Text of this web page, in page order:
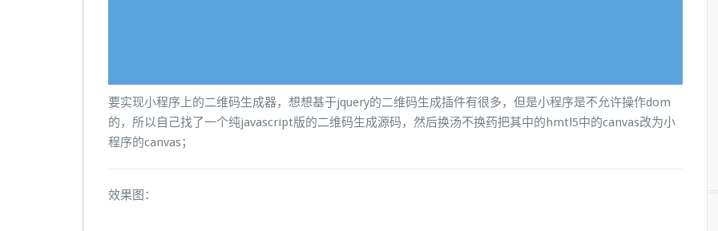
要实现小程序上的二维码生成器，想想基于jquery的二维码生成插件有很多，但是小程序是不允许操作dom
的，所以自己找了一个纯javascript版的二维码生成源码，然后换汤不换药把其中的hmtl5中的canvas改为小
程序的canvas；
效果图：